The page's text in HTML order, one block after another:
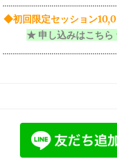
◆初回限定セッション
★ 申し込みはこち